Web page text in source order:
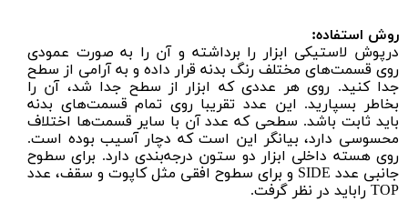
روش استفاده:
درپوش لاستیکی ابزار را برداشته و آن را به صورت عمودی
روی قسمت‌های مختلف رنگ بدنه قرار داده و به آرامی از سطح
جدا کنید. روی هر عددی که ابزار از سطح جدا شد، آن را
بخاطر بسپارید. این عدد تقریبا روی تمام قسمت‌های بدنه
باید ثابت باشد. سطحی که عدد آن با سایر قسمت‌ها اختلاف
محسوسی دارد، بیانگر این است که دچار آسیب بوده است.
روی هسته داخلی ابزار دو ستون درجه‌بندی دارد. برای سطوح
جانبی عدد SIDE و برای سطوح افقی مثل کاپوت و سقف، عدد
TOP راباید در نظر گرفت.